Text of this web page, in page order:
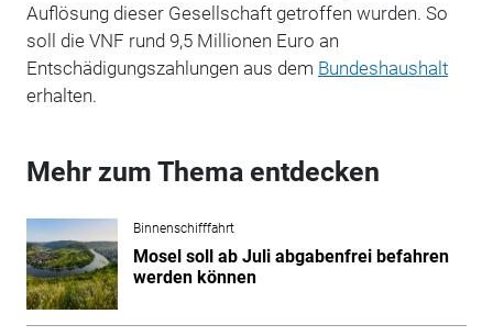
Auflösung dieser Gesellschaft getroffen wurden. So
soll die VNF rund 9,5 Millionen Euro an
Entschädigungszahlungen aus dem Bundeshaushalt
erhalten.
Mehr zum Thema entdecken
Binnenschifffahrt
Mosel soll ab Juli abgabenfrei befahren
werden können